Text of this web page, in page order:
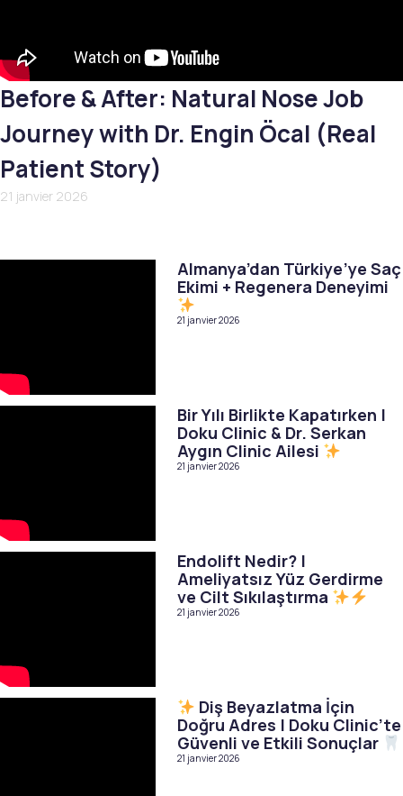
Before & After: Natural Nose Job
Journey with Dr. Engin Öcal (Real
Patient Story)
21 janvier 2026
Almanya’dan Türkiye’ye Saç
Ekimi + Regenera Deneyimi
21 janvier 2026
Bir Yılı Birlikte Kapatırken |
Doku Clinic & Dr. Serkan
Aygın Clinic Ailesi
21 janvier 2026
Endolift Nedir? |
Ameliyatsız Yüz Gerdirme
ve Cilt Sıkılaştırma
21 janvier 2026
Diş Beyazlatma İçin
Doğru Adres | Doku Clinic’te
Güvenli ve Etkili Sonuçlar
21 janvier 2026